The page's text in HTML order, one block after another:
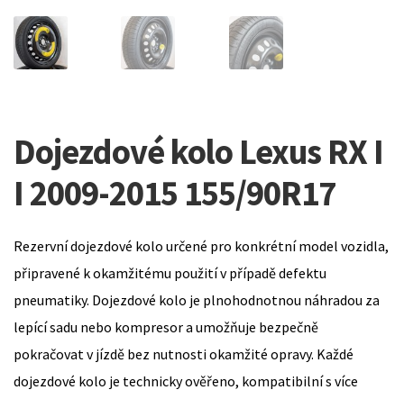
Dojezdové kolo Lexus RX I
I 2009-2015 155/90R17
Rezervní dojezdové kolo určené pro konkrétní model vozidla,
připravené k okamžitému použití v případě defektu
pneumatiky. Dojezdové kolo je plnohodnotnou náhradou za
lepící sadu nebo kompresor a umožňuje bezpečně
pokračovat v jízdě bez nutnosti okamžité opravy. Každé
dojezdové kolo je technicky ověřeno, kompatibilní s více